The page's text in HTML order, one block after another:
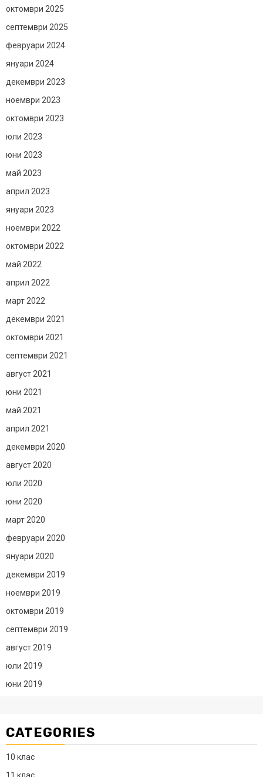
октомври 2025
септември 2025
февруари 2024
януари 2024
декември 2023
ноември 2023
октомври 2023
юли 2023
юни 2023
май 2023
април 2023
януари 2023
ноември 2022
октомври 2022
май 2022
април 2022
март 2022
декември 2021
октомври 2021
септември 2021
август 2021
юни 2021
май 2021
април 2021
декември 2020
август 2020
юли 2020
юни 2020
март 2020
февруари 2020
януари 2020
декември 2019
ноември 2019
октомври 2019
септември 2019
август 2019
юли 2019
юни 2019
CATEGORIES
10 клас